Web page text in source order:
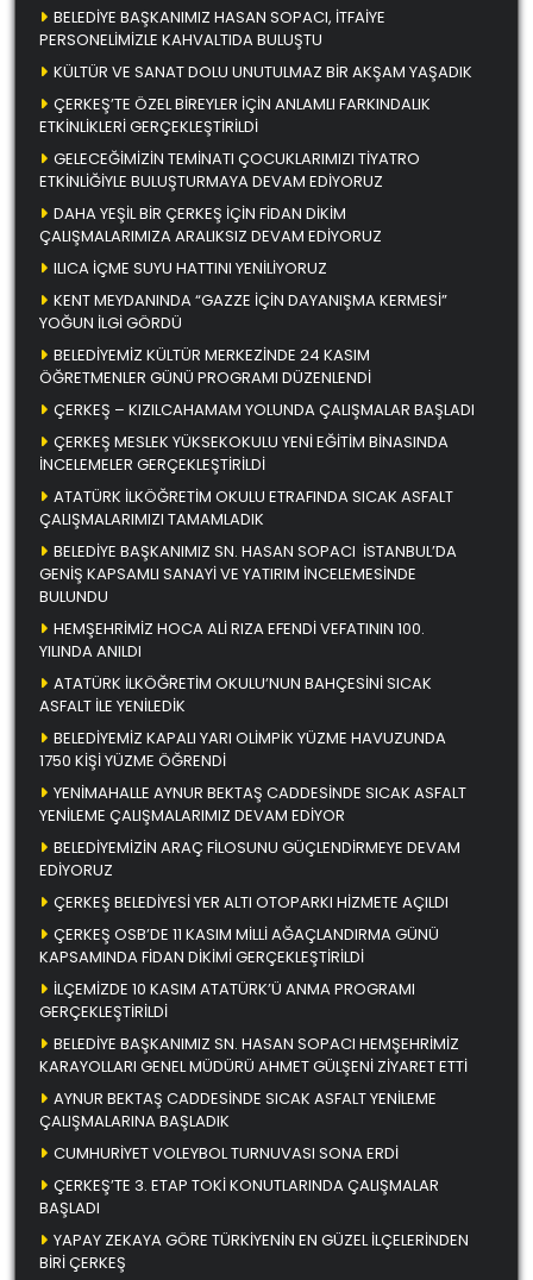
BELEDİYE BAŞKANIMIZ HASAN SOPACI, İTFAİYE
PERSONELİMİZLE KAHVALTIDA BULUŞTU
KÜLTÜR VE SANAT DOLU UNUTULMAZ BİR AKŞAM YAŞADIK
ÇERKEŞ’TE ÖZEL BİREYLER İÇİN ANLAMLI FARKINDALIK
ETKİNLİKLERİ GERÇEKLEŞTİRİLDİ
GELECEĞİMİZİN TEMİNATI ÇOCUKLARIMIZI TİYATRO
ETKİNLİĞİYLE BULUŞTURMAYA DEVAM EDİYORUZ
DAHA YEŞİL BİR ÇERKEŞ İÇİN FİDAN DİKİM
ÇALIŞMALARIMIZA ARALIKSIZ DEVAM EDİYORUZ
ILICA İÇME SUYU HATTINI YENİLİYORUZ
KENT MEYDANINDA “GAZZE İÇİN DAYANIŞMA KERMESİ”
YOĞUN İLGİ GÖRDÜ
BELEDİYEMİZ KÜLTÜR MERKEZİNDE 24 KASIM
ÖĞRETMENLER GÜNÜ PROGRAMI DÜZENLENDİ
ÇERKEŞ – KIZILCAHAMAM YOLUNDA ÇALIŞMALAR BAŞLADI
ÇERKEŞ MESLEK YÜKSEKOKULU YENİ EĞİTİM BİNASINDA
İNCELEMELER GERÇEKLEŞTİRİLDİ
ATATÜRK İLKÖĞRETİM OKULU ETRAFINDA SICAK ASFALT
ÇALIŞMALARIMIZI TAMAMLADIK
BELEDİYE BAŞKANIMIZ SN. HASAN SOPACI İSTANBUL’DA
GENİŞ KAPSAMLI SANAYİ VE YATIRIM İNCELEMESİNDE
BULUNDU
HEMŞEHRİMİZ HOCA ALİ RIZA EFENDİ VEFATININ 100.
YILINDA ANILDI
ATATÜRK İLKÖĞRETİM OKULU’NUN BAHÇESİNİ SICAK
ASFALT İLE YENİLEDİK
BELEDİYEMİZ KAPALI YARI OLİMPİK YÜZME HAVUZUNDA
1750 KİŞİ YÜZME ÖĞRENDİ
YENİMAHALLE AYNUR BEKTAŞ CADDESİNDE SICAK ASFALT
YENİLEME ÇALIŞMALARIMIZ DEVAM EDİYOR
BELEDİYEMİZİN ARAÇ FİLOSUNU GÜÇLENDİRMEYE DEVAM
EDİYORUZ
ÇERKEŞ BELEDİYESİ YER ALTI OTOPARKI HİZMETE AÇILDI
ÇERKEŞ OSB’DE 11 KASIM MİLLİ AĞAÇLANDIRMA GÜNÜ
KAPSAMINDA FİDAN DİKİMİ GERÇEKLEŞTİRİLDİ
İLÇEMİZDE 10 KASIM ATATÜRK’Ü ANMA PROGRAMI
GERÇEKLEŞTİRİLDİ
BELEDİYE BAŞKANIMIZ SN. HASAN SOPACI HEMŞEHRİMİZ
KARAYOLLARI GENEL MÜDÜRÜ AHMET GÜLŞENİ ZİYARET ETTİ
AYNUR BEKTAŞ CADDESİNDE SICAK ASFALT YENİLEME
ÇALIŞMALARINA BAŞLADIK
CUMHURİYET VOLEYBOL TURNUVASI SONA ERDİ
ÇERKEŞ’TE 3. ETAP TOKİ KONUTLARINDA ÇALIŞMALAR
BAŞLADI
YAPAY ZEKAYA GÖRE TÜRKİYENİN EN GÜZEL İLÇELERİNDEN
BİRİ ÇERKEŞ